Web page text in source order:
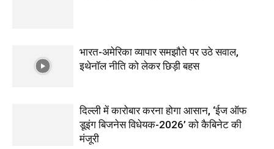
भारत-अमेरिका व्यापार समझौते पर उठे सवाल,
इथेनॉल नीति को लेकर छिड़ी बहस
दिल्ली में कारोबार करना होगा आसान, ‘ईज ऑफ
डूइंग बिजनेस विधेयक-2026’ को कैबिनेट की
मंजूरी